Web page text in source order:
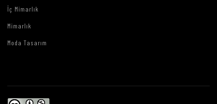
İç Mimarlık
Mimarlık
Moda Tasarım